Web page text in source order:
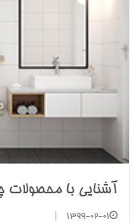
آشنایی با محصولات
1399-02-01